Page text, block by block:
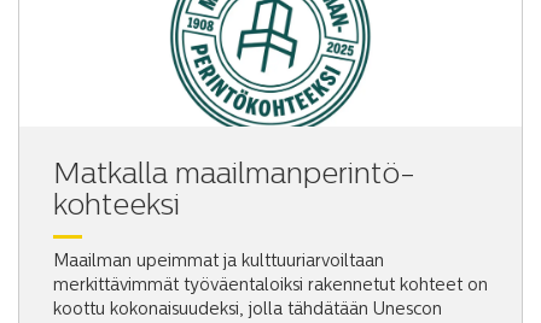
Matkalla maailmanperintö­
kohteeksi
Maailman upeimmat ja kulttuuriarvoiltaan
merkittävimmät työväentaloiksi rakennetut kohteet on
koottu kokonaisuudeksi, jolla tähdätään Unescon